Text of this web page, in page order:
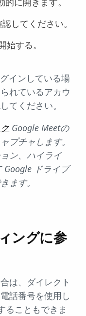
してください。
始する。
インしている場
れているアカウ
てください。
Google Meetの
プチャします。
ン、ハイライ
Google ドライブ
ます。
ングに参
は、ダイレクト
話番号を使用し
ることもできま